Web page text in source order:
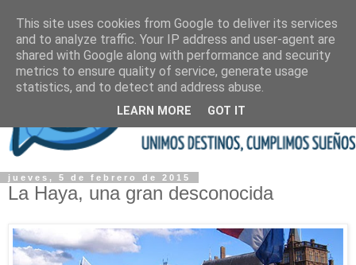
jueves, 5 de febrero de 2015
La Haya, una gran desconocida
This site uses cookies from Google to deliver its services
and to analyze traffic. Your IP address and user-agent are
shared with Google along with performance and security
metrics to ensure quality of service, generate usage
statistics, and to detect and address abuse.
LEARN MORE GOT IT